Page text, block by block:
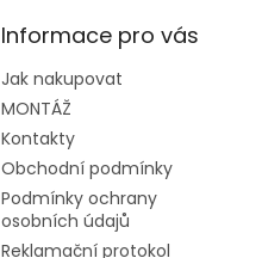
Informace pro vás
Jak nakupovat
MONTÁŽ
Kontakty
Obchodní podmínky
Podmínky ochrany
osobních údajů
Reklamační protokol